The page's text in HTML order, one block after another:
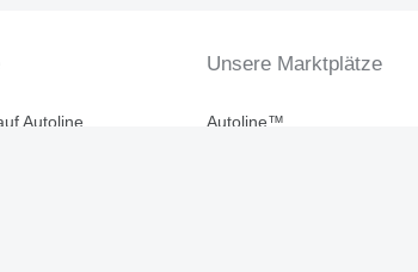
Autoline
Unsere Marktplätze
Autoline™